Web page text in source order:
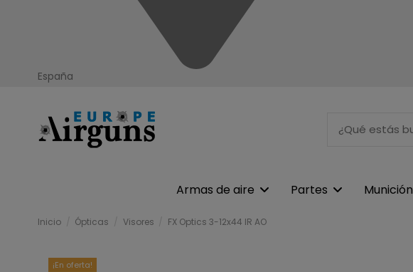
España
Armas de aire Partes Munición
Inicio Ópticas Visores FX Optics 3-12x44 IR AO
¡En oferta!